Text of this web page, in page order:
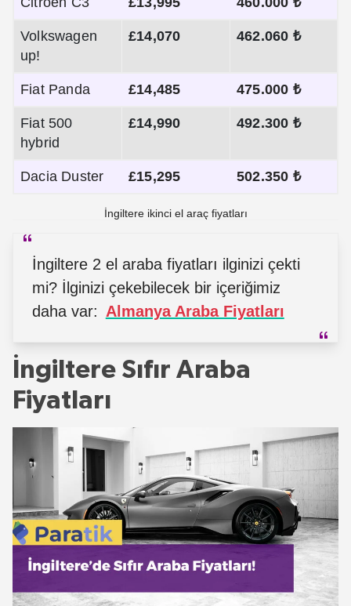
Volkswagen
up!
£14,070 462.060 ₺
Fiat Panda £14,485 475.000 ₺
Fiat 500
hybrid
£14,990 492.300 ₺
Dacia Duster £15,295 502.350 ₺
İngiltere ikinci el araç fiyatları
İngiltere 2 el araba fiyatları ilginizi çekti
mi? İlginizi çekebilecek bir içeriğimiz
daha var: Almanya Araba Fiyatları
İngiltere Sıfır Araba
Fiyatları